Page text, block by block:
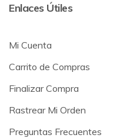
Enlaces Útiles
Mi Cuenta
Carrito de Compras
Finalizar Compra
Rastrear Mi Orden
Preguntas Frecuentes